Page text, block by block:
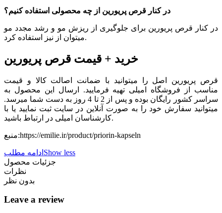
در کنار قرص پریورین از چه محصولی استفاده کنیم؟
در کنار قرص پریورین برای جلوگیری از ریزش مو و رشد مجدد مو
میتوان از نیز استفاده کرد.
خرید + قیمت قرص پریورین
قرص پریورین اصل را میتوانید با ضمانت اصالت کالا و قیمت
مناسب از فروشگاه امیلی تهیه فرمایید. ارسال این محصول به
سراسر کشور رایگان بوده و پس از 2 تا 4 روز به دست شما میرسد.
میتوانید سفارش خود را به صورت آنلاین در سایت ثبت نمایید یا با
کارشناسان امیلی در ارتباط باشید.
منبع:https://emilie.ir/product/priorin-kapseln
ادامه مطلب Show less
جزئیات محصول
نظرات
بدون نظر
Leave a review